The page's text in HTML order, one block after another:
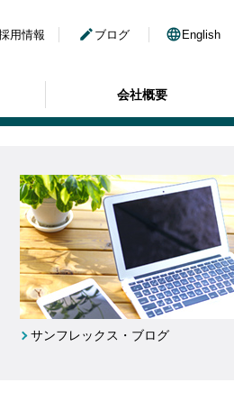
会社概要
用情報 edit ブログ language English
サンフレックス・ブログ